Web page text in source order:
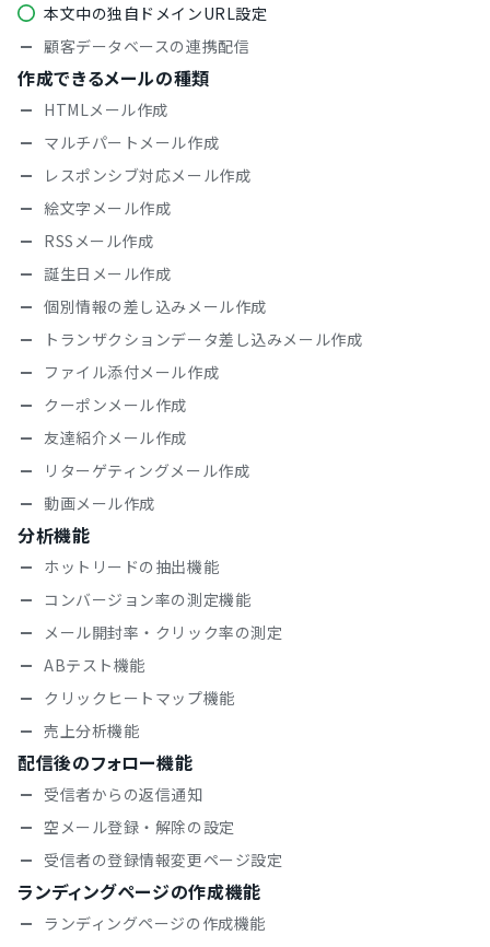
本文中の独自ドメインURL設定
顧客データベースの連携配信
作成できるメールの種類
HTMLメール作成
マルチパートメール作成
レスポンシブ対応メール作成
絵文字メール作成
RSSメール作成
誕生日メール作成
個別情報の差し込みメール作成
トランザクションデータ差し込みメール作成
ファイル添付メール作成
クーポンメール作成
友達紹介メール作成
リターゲティングメール作成
動画メール作成
分析機能
ホットリードの抽出機能
コンバージョン率の測定機能
メール開封率・クリック率の測定
ABテスト機能
クリックヒートマップ機能
売上分析機能
配信後のフォロー機能
受信者からの返信通知
空メール登録・解除の設定
受信者の登録情報変更ページ設定
ランディングページの作成機能
ランディングページの作成機能